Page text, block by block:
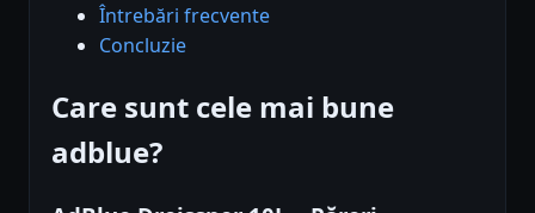
Întrebări frecvente
Concluzie
Care sunt cele mai bune
adblue?